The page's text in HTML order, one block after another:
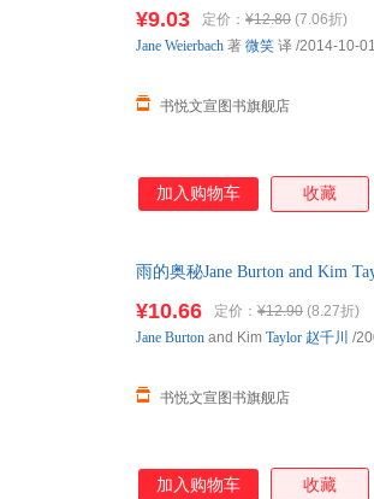
段学生阅读，中高级别从图片
纯文字阅读的过渡。 br 读物内
¥9.03 定价： ¥12.80 (7.06折)
书悦文宣图书旗舰店
Jane Weierbach 著 微笑 译 /2014-10-
加入购物车 收藏
雨的奥秘Jane Burton and Kim
购
¥10.66 定价： ¥12.90 (8.27折)
书悦文宣图书旗舰店
Jane Burton and Kim Taylor 赵千川 /
加入购物车 收藏